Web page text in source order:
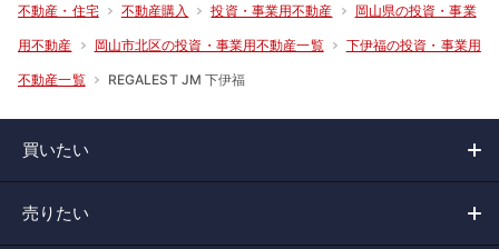
不動産・住宅 不動産購入 投資・事業用不動産 岡山県の投資・事業
用不動産 岡山市北区の投資・事業用不動産一覧 下伊福の投資・事業用
不動産一覧 REGALEST JM 下伊福
買いたい
売りたい